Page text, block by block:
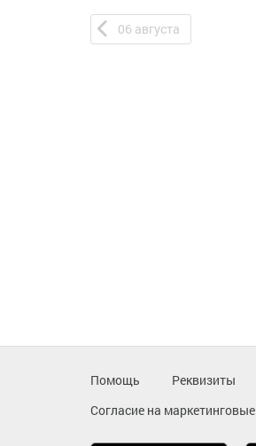
06 августа
Помощь Реквизиты
Согласие на